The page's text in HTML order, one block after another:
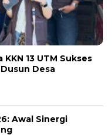
13 UTM Sukses
Desa
Awal Sinergi